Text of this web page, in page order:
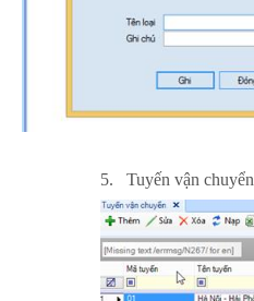
5. Tuyến vận chuyển